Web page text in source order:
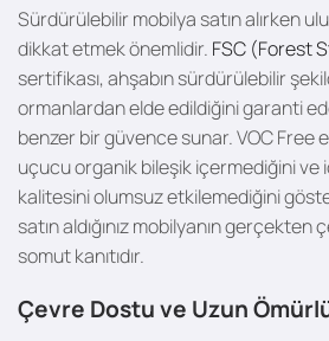
Sürdürülebilir mobilya satın alırken
dikkat etmek önemlidir. FSC (Forest
sertifikası, ahşabın sürdürülebilir
ormanlardan elde edildiğini garanti
benzer bir güvence sunar. VOC Free
uçucu organik bileşik içermediğini ve
kalitesini olumsuz etkilemediğini
satın aldığınız mobilyanın
somut kanıtıdır.
Çevre Dostu ve Uzun